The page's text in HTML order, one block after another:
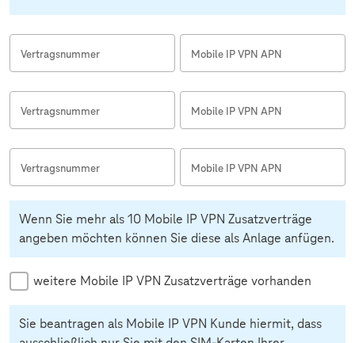
Vertragsnummer Mobile IP VPN APN
Vertragsnummer Mobile IP VPN APN
Vertragsnummer Mobile IP VPN APN
Wenn Sie mehr als 10 Mobile IP VPN Zusatzverträge
angeben möchten können Sie diese als Anlage anfügen.
weitere Mobile IP VPN Zusatzverträge vorhanden
Sie beantragen als Mobile IP VPN Kunde hiermit, dass